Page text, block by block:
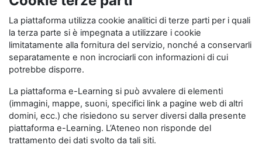
La piattaforma utilizza cookie analitici di terze parti per i quali
la terza parte si è impegnata a utilizzare i cookie
limitatamente alla fornitura del servizio, nonché a conservarli
separatamente e non incrociarli con informazioni di cui
potrebbe disporre.
La piattaforma e-Learning si può avvalere di elementi
(immagini, mappe, suoni, specifici link a pagine web di altri
domini, ecc.) che risiedono su server diversi dalla presente
piattaforma e-Learning. L’Ateneo non risponde del
trattamento dei dati svolto da tali siti.